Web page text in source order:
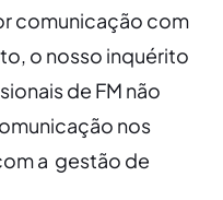
comunicação com
o nosso inquérito
de FM não
nos
a gestão de